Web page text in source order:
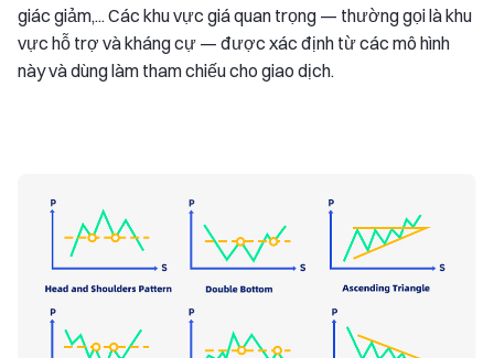
giác giảm,... Các khu vực giá quan trọng — thường gọi là khu
vực hỗ trợ và kháng cự — được xác định từ các mô hình
này và dùng làm tham chiếu cho giao dịch.